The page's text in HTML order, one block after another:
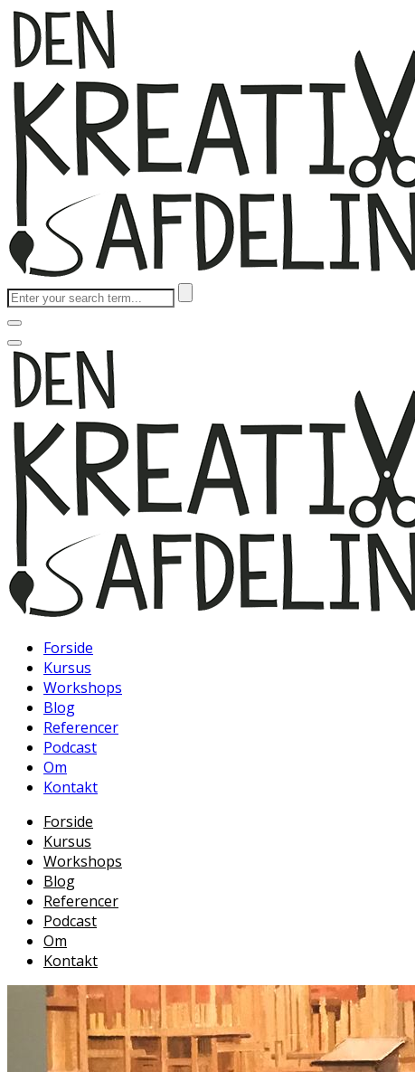
Forside
Kursus
Workshops
Blog
Referencer
Podcast
Om
Kontakt
Forside
Kursus
Workshops
Blog
Referencer
Podcast
Om
Kontakt